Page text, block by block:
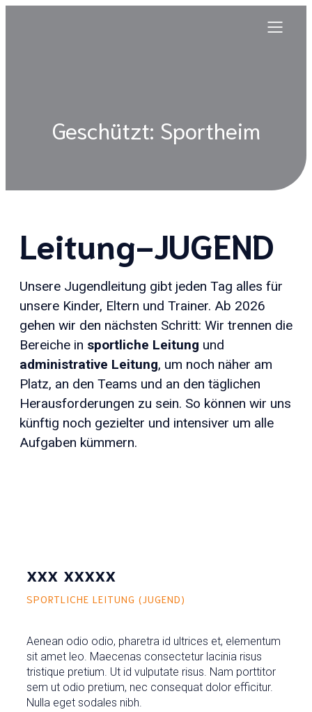
Geschützt: Sportheim
Leitung-JUGEND
Unsere Jugendleitung gibt jeden Tag alles für
unsere Kinder, Eltern und Trainer. Ab 2026
gehen wir den nächsten Schritt: Wir trennen die
Bereiche in sportliche Leitung und
administrative Leitung, um noch näher am
Platz, an den Teams und an den täglichen
Herausforderungen zu sein. So können wir uns
künftig noch gezielter und intensiver um alle
Aufgaben kümmern.
xxx xxxxx
SPORTLICHE LEITUNG (JUGEND)
Aenean odio odio, pharetra id ultrices et, elementum
sit amet leo. Maecenas consectetur lacinia risus
tristique pretium. Ut id vulputate risus. Nam porttitor
sem ut odio pretium, nec consequat dolor efficitur.
Nulla eget sodales nibh.